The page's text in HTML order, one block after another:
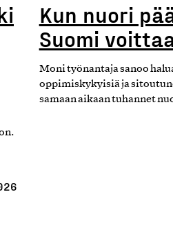
Kun nuori
Suomi
Moni työnantaja sanoo
oppimiskykyisiä ja
samaan aikaan tuhannet